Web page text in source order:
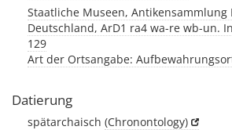
Staatliche Museen, Antikensammlung
Deutschland, ArD1 ra4 wa-re wb-un.
129
Art der Ortsangabe:
Datierung
spätarchaisch (Chronontology)